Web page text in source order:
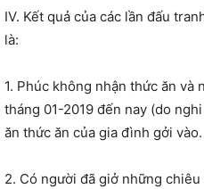
IV. Kết quả của các lần đấu
là:
1. Phúc không nhận thức ăn và
tháng 01-2019 đến nay (do
ăn thức ăn của gia đình gởi vào.
2. Có người đã giở những